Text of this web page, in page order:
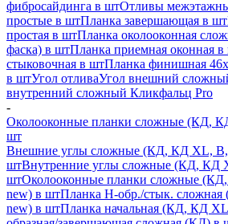
фибросайдинга в штОтливы
простые в штПланка завершающая в шт
простая в штПланка околооконная
фаска) в штПланка приемная оконная
стыковочная в штПланка финишная
в штУгол отливаУгол внешний
внутренний сложный Кликфальц Pro
-
Околооконные планки сложные (КД,
шт
Внешние углы сложные (КД, КД XL,
штВнутренние углы сложные (КД, КД
штОколооконные планки сложные
new) в штПланка H-обр./стык.
new) в штПланка начальная (КД, КД